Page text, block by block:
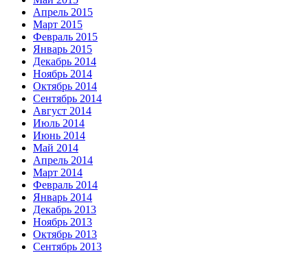
Апрель 2015
Март 2015
Февраль 2015
Январь 2015
Декабрь 2014
Ноябрь 2014
Октябрь 2014
Сентябрь 2014
Август 2014
Июль 2014
Июнь 2014
Май 2014
Апрель 2014
Март 2014
Февраль 2014
Январь 2014
Декабрь 2013
Ноябрь 2013
Октябрь 2013
Сентябрь 2013